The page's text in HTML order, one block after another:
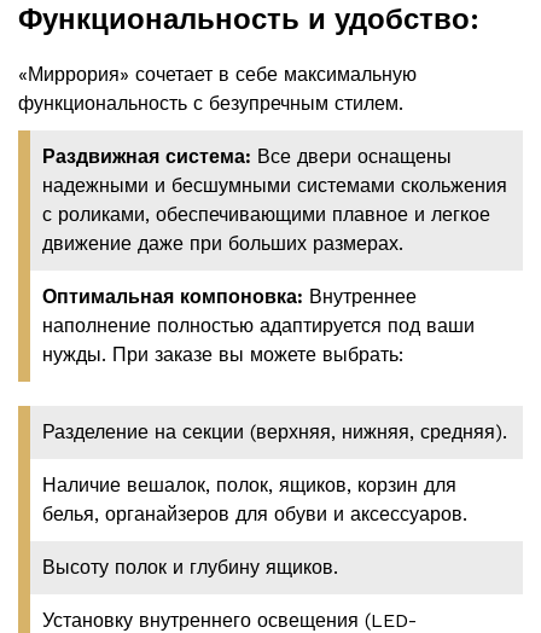
Функциональность и удобство:
«Миррория» сочетает в себе максимальную
функциональность с безупречным стилем.
Раздвижная система: Все двери оснащены
надежными и бесшумными системами скольжения
с роликами, обеспечивающими плавное и легкое
движение даже при больших размерах.
Оптимальная компоновка: Внутреннее
наполнение полностью адаптируется под ваши
нужды. При заказе вы можете выбрать:
Разделение на секции (верхняя, нижняя, средняя).
Наличие вешалок, полок, ящиков, корзин для
белья, органайзеров для обуви и аксессуаров.
Высоту полок и глубину ящиков.
Установку внутреннего освещения (LED-